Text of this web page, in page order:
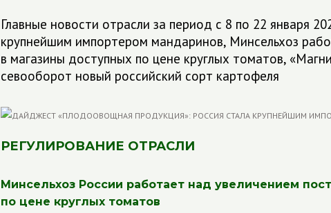
Главные новости отрасли за период с 8 по 22 января
крупнейшим импортером мандаринов, Минсельхоз
в магазины доступных по цене круглых томатов,
севооборот новый российский сорт картофеля
РЕГУЛИРОВАНИЕ ОТРАСЛИ
Минсельхоз России работает над увеличением
по цене круглых томатов